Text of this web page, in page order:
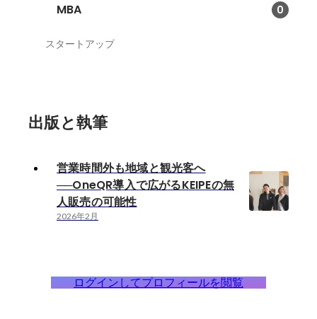
MBA 0
スタートアップ
出版と執筆
営業時間外も地域と観光客へ
──OneQR導入で広がるKEIPEの無
人販売の可能性
2026年2月
ログインしてプロフィールを閲覧